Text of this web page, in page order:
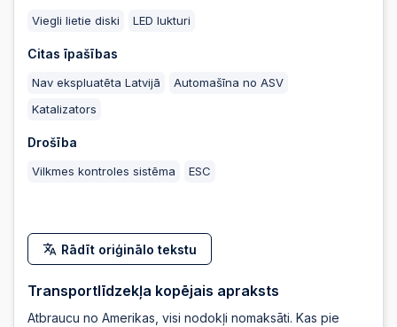
Viegli lietie diski LED lukturi
Citas īpašības
Nav ekspluatēta Latvijā
Automašīna no ASV
Katalizators
Drošība
Vilkmes kontroles sistēma ESC
Rādīt oriģinālo tekstu
Transportlīdzekļa kopējais apraksts
Atbraucu no Amerikas, visi nodokļi nomaksāti. Kas pie